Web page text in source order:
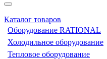
Каталог товаров
Оборудование RATIONAL
Холодильное оборудование
Тепловое оборудование